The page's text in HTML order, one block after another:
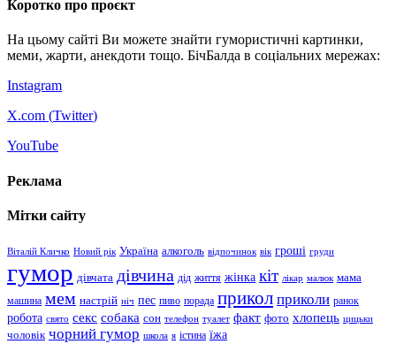
Коротко про проєкт
На цьому сайті Ви можете знайти гумористичні картинки,
меми, жарти, анекдоти тощо. БічБалда в соціальних мережах:
Instagram
X.com (Twitter)
YouTube
Реклама
Мітки сайту
Віталій Кличко Новий рік Україна алкоголь відпочинок вік гроші груди
гумор дівчата дівчина дід життя жінка кіт лікар малюк мама
машина мем настрій ніч пес пиво порада прикол приколи ранок
робота свято секс собака сон телефон туалет факт фото хлопець цицьки
чоловік чорний гумор школа я істина їжа